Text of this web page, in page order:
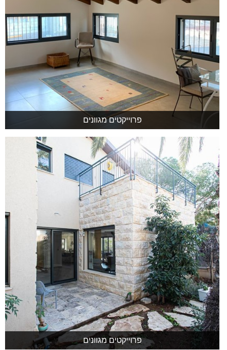
פרוייקטים מגוונים
פרוייקטים מגוונים